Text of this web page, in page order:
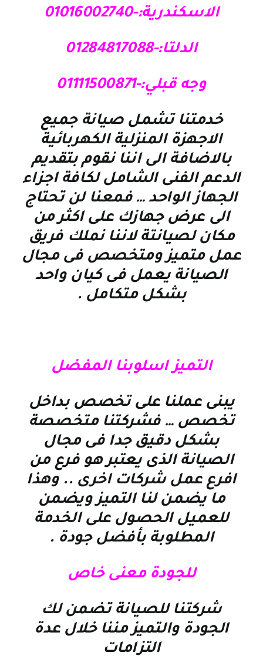
الاسكندرية:-01016002740
الدلتا:-01284817088
وجه قبلي:-01111500871
خدمتنا تشمل صيانة جميع
الاجهزة المنزلية الكهربائية
بالاضافة الى اننا نقوم بتقديم
الدعم الفنى الشامل لكافة اجزاء
الجهاز الواحد … فمعنا لن تحتاج
الى عرض جهازك على اكثر من
مكان لصيانتة لاننا نملك فريق
عمل متميز ومتخصص فى مجال
الصيانة يعمل فى كيان واحد
بشكل متكامل .
التميز اسلوبنا المفضل
يبنى عملنا على تخصص بداخل
تخصص … فشركتنا متخصصة
بشكل دقيق جدا فى مجال
الصيانة الذى يعتبر هو فرع من
افرع عمل شركات اخرى .. وهذا
ما يضمن لنا التميز ويضمن
للعميل الحصول على الخدمة
المطلوبة بأفضل جودة .
للجودة معنى خاص
شركتنا للصيانة تضمن لك
الجودة والتميز مننا خلال عدة
التزامات